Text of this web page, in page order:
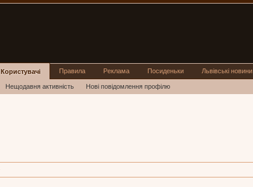
Дописів
Карма Бали
Користувачі
Нещодавня активність Нові повідомлення профілю
Правила Реклама Посиденьки Львівські новини